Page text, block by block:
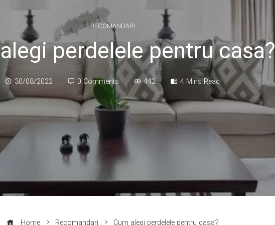
RECOMANDARI
perdelele pentru casa?
30/08/2022 0 Comments 442 4 Mins Read
Home Recomandari Cum alegi perdelele pentru casa?